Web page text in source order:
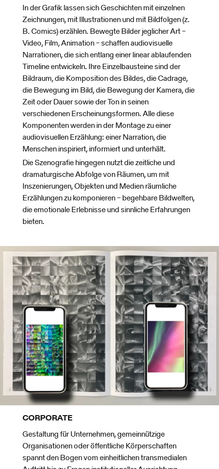
In der Grafik lassen sich Geschichten mit einzelnen
Zeichnungen, mit Illustrationen und mit Bildfolgen (z.
B. Comics) erzählen. Bewegte Bilder jeglicher Art –
Video, Film, Animation – schaffen audiovisuelle
Narrationen, die sich entlang einer linear ablaufenden
Timeline entwickeln. Ihre Einzelbausteine sind der
Bildraum, die Komposition des Bildes, die Cadrage,
die Bewegung im Bild, die Bewegung der Kamera, die
Zeit oder Dauer sowie der Ton in seinen
verschiedenen Erscheinungsformen. Alle diese
Komponenten werden in der Montage zu einer
audiovisuellen Erzählung: einer Narration, die
Menschen inspiriert, informiert und unterhält.
Die Szenografie hingegen nutzt die zeitliche und
dramaturgische Abfolge von Räumen, um mit
Inszenierungen, Objekten und Medien räumliche
Erzählungen zu komponieren – begehbare Bildwelten,
die emotionale Erlebnisse und sinnliche Erfahrungen
bieten.
CORPORATE
Gestaltung für Unternehmen, gemeinnützige
Organisationen oder öffentliche Körperschaften
spannt den Bogen vom einheitlichen transmedialen